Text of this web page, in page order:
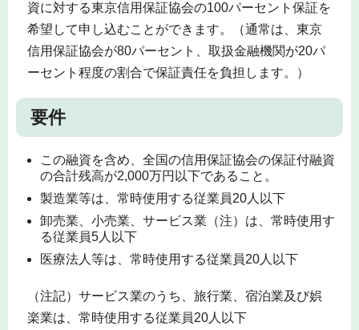
資に対する東京信用保証協会の100パーセント保証を
希望して申し込むことができます。（通常は、東京
信用保証協会が80パーセント、取扱金融機関が20パ
ーセント程度の割合で保証責任を負担します。）
要件
この融資を含め、全国の信用保証協会の保証付融資
の合計残高が2,000万円以下であること。
製造業等は、常時使用する従業員20人以下
卸売業、小売業、サービス業（注）は、常時使用す
る従業員5人以下
医療法人等は、常時使用する従業員20人以下
（注記）サービス業のうち、旅行業、宿泊業及び娯
楽業は、常時使用する従業員20人以下